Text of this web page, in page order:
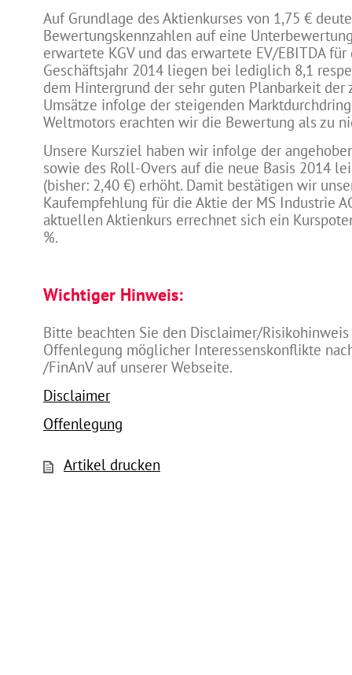
Auf Grundlage des Aktienkurses von 1,75 €
Bewertungskennzahlen auf eine
erwartete KGV und das erwartete EV/EBITDA
Geschäftsjahr 2014 liegen bei lediglich 8,1
dem Hintergrund der sehr guten Planbarkeit der
Umsätze infolge der steigenden
Weltmotors erachten wir die Bewertung als zu
Unsere Kursziel haben wir infolge der
sowie des Roll-Overs auf die neue Basis 2014
(bisher: 2,40 €) erhöht. Damit bestätigen wir
Kaufempfehlung für die Aktie der MS Industrie
aktuellen Aktienkurs errechnet sich ein
%.
Wichtiger Hinweis:
Bitte beachten Sie den Disclaimer/
Offenlegung möglicher Interessenskonflikte
/FinAnV auf unserer Webseite.
Disclaimer
Offenlegung
Artikel drucken